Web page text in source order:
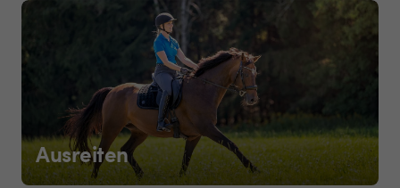
Ausreiten